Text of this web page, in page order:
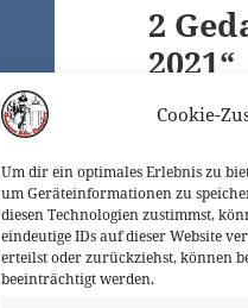
Cookie-
Um dir ein optimales Erlebnis zu
um Geräteinformationen zu
diesen Technologien zustimmst,
eindeutige IDs auf dieser Website
erteilst oder zurückziehst, können
beeinträchtigt werden.
2
2021“
Hallo